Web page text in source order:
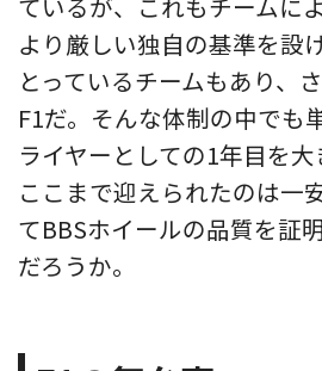
より厳しい独自の基準を設
とっているチームもあり、
F1だ。そんな体制の中でも
ライヤーとしての1年目を
ここまで迎えられたのは一
てBBSホイールの品質を証
だろうか。